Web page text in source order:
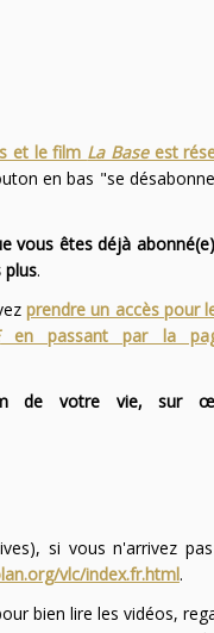
et le film La Baseest
en bas "se
vous êtes déjà abonné(e)
plus.
prendre un accès pour
en passant par la
de votre vie, sur
si vous n'arrivez
vlc/index.fr.html.
bien lire les vidéos,